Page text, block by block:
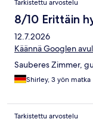
Tarkistettu arvostelu
8/10 Erittäin
12.7.2026
Käännä Googlen
Sauberes Zimmer,
Shirley, 3 yön matka
Tarkistettu arvostelu